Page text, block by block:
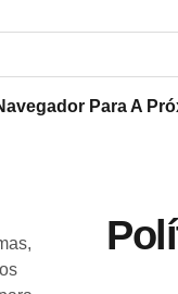
Para A